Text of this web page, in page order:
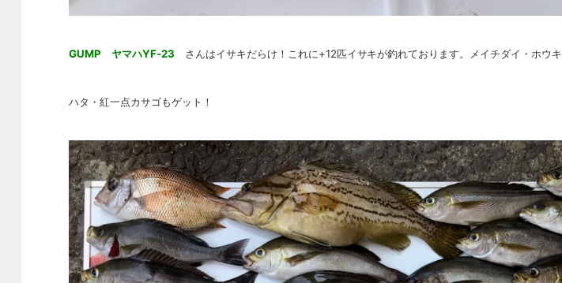
GUMP ヤマハYF-23 さんはイサキだらけ！これに+12匹イサキが釣れております。メイチダイ・ホウキ
ハタ・紅一点カサゴもゲット！